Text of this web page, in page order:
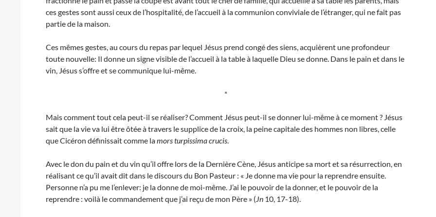
ces gestes sont aussi ceux de l’hospitalité, de l’accueil à la communion conviviale de l’étranger, qui ne fait pas
partie de la maison.
Ces mêmes gestes, au cours du repas par lequel Jésus prend congé des siens, acquièrent une profondeur
toute nouvelle: Il donne un signe visible de l’accueil à la table à laquelle Dieu se donne. Dans le pain et dans le
vin, Jésus s’offre et se communique lui-même.
*
Mais comment tout cela peut-il se réaliser? Comment Jésus peut-il se donner lui-même à ce moment ? Jésus
sait que la vie va lui être ôtée à travers le supplice de la croix, la peine capitale des hommes non libres, celle
que Cicéron définissait comme lamors turpissima crucis.
Avec le don du pain et du vin qu’il offre lors de la Dernière Cène, Jésus anticipe sa mort et sa résurrection, en
réalisant ce qu’il avait dit dans le discours du Bon Pasteur : « Je donne ma vie pour la reprendre ensuite.
Personne n’a pu me l’enlever: je la donne de moi-même. J’ai le pouvoir de la donner, et le pouvoir de la
reprendre : voilà le commandement que j’ai reçu de mon Père » (Jn 10, 17-18).